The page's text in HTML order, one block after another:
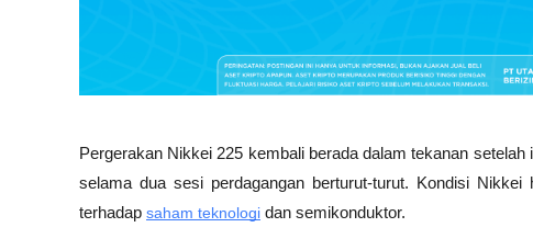
Pergerakan Nikkei 225 kembali berada dalam tekanan
selama dua sesi perdagangan berturut-turut. Kondisi
terhadap saham teknologi dan semikonduktor.